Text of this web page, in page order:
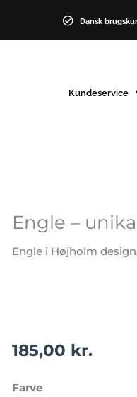
Dansk
Kundeservice
Engle –
Engle i Højholm
185,00 kr.
Farve
Engle
unika